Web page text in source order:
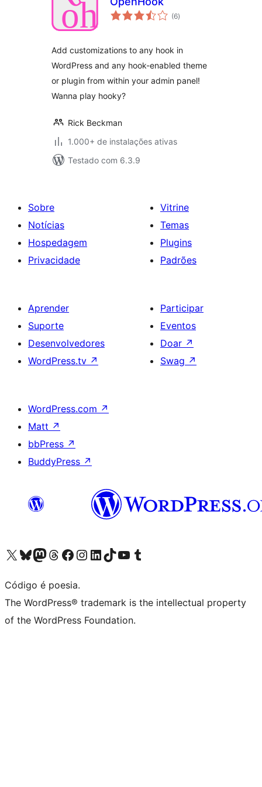
(6total
de
)
Add customizations to any hook in
WordPress and any hook-enabled theme
or plugin from within your admin panel!
Wanna play hooky?
Rick Beckman
1.000+ de instalações ativas
Testado com 6.3.9
Sobre
Notícias
Hospedagem
Privacidade
Vitrine
Temas
Plugins
Padrões
Aprender
Suporte
Desenvolvedores
WordPress.tv ↗
Participar
Eventos
Doar ↗
Swag ↗
WordPress.com ↗
Matt ↗
bbPress ↗
BuddyPress ↗
Acessar nossa conta do X (antigo Twitter)
Acessar nossa conta do Bluesky
Acessar nossa conta do Mastodon
Acessar nossa conta do Threads
Acessar nossa página do Facebook
Acessar nossa conta do Instagram
Acessar nossa conta do LinkedIn
Acessar nossa conta do TikTok
Acessar nosso canal do YouTube
Acessar nossa conta no Tumblr
Código é poesia.
The WordPress® trademark is the intellectual property
of the WordPress Foundation.